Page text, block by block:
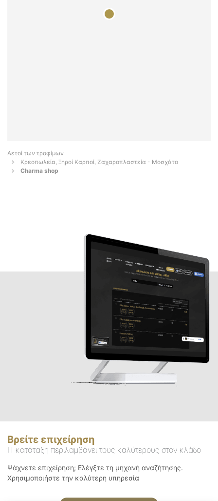
Αετοί των τροφίμων
Κρεοπωλεία, Ξηροί Καρποί, Ζαχαροπλαστεία - Μοσχάτο
Charma shop
Βρείτε επιχείρηση
Η κατάταξη περιλαμβάνει τους καλύτερους στον κλάδο
Ψάχνετε επιχείρηση; Ελέγξτε τη μηχανή αναζήτησης.
Χρησιμοποιήστε την καλύτερη υπηρεσία